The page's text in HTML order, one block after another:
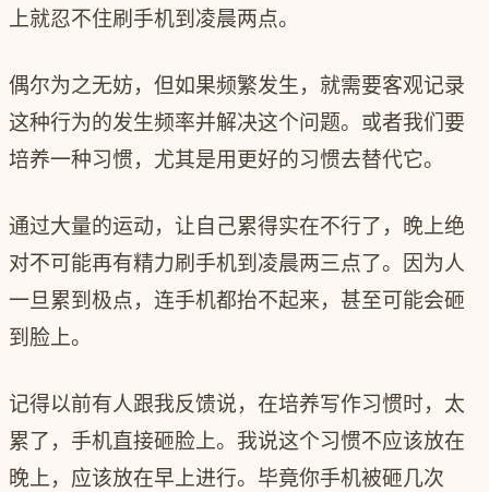
上就忍不住刷手机到凌晨两点。
偶尔为之无妨，但如果频繁发生，就需要客观记录
这种行为的发生频率并解决这个问题。或者我们要
培养一种习惯，尤其是用更好的习惯去替代它。
通过大量的运动，让自己累得实在不行了，晚上绝
对不可能再有精力刷手机到凌晨两三点了。因为人
一旦累到极点，连手机都抬不起来，甚至可能会砸
到脸上。
记得以前有人跟我反馈说，在培养写作习惯时，太
累了，手机直接砸脸上。我说这个习惯不应该放在
晚上，应该放在早上进行。毕竟你手机被砸几次